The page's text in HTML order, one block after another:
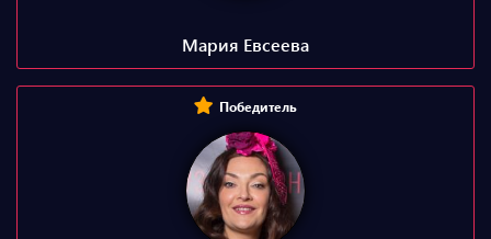
Мария Евсеева
Победитель